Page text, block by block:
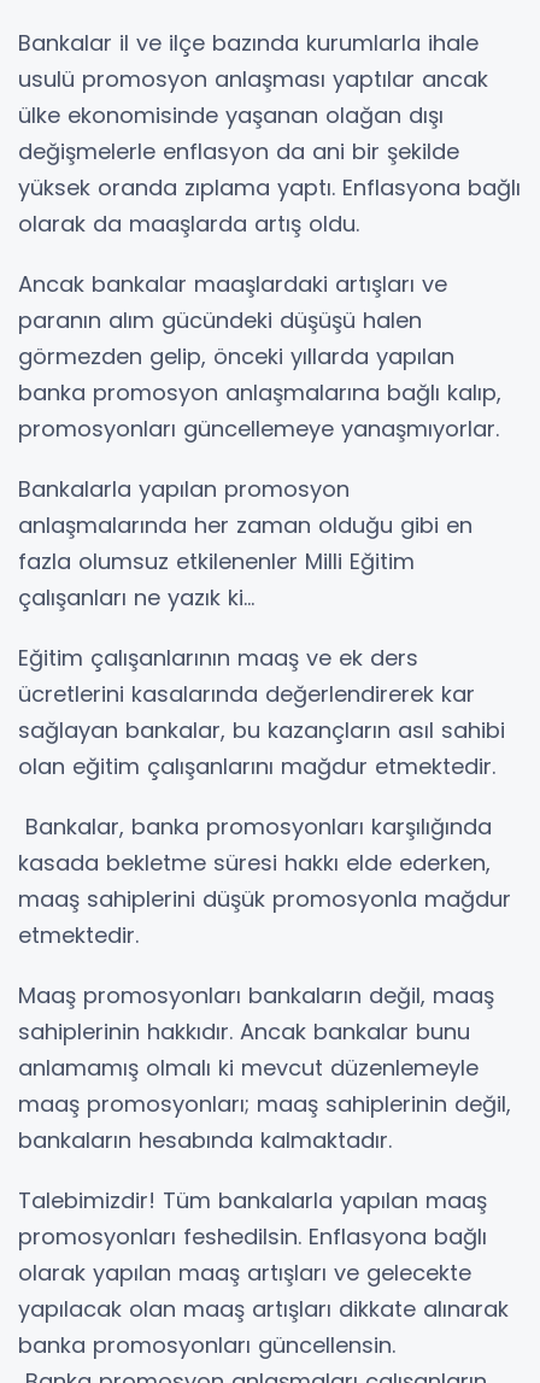
Bankalar il ve ilçe bazında kurumlarla ihale
usulü promosyon anlaşması yaptılar ancak
ülke ekonomisinde yaşanan olağan dışı
değişmelerle enflasyon da ani bir şekilde
yüksek oranda zıplama yaptı. Enflasyona bağlı
olarak da maaşlarda artış oldu.
Ancak bankalar maaşlardaki artışları ve
paranın alım gücündeki düşüşü halen
görmezden gelip, önceki yıllarda yapılan
banka promosyon anlaşmalarına bağlı kalıp,
promosyonları güncellemeye yanaşmıyorlar.
Bankalarla yapılan promosyon
anlaşmalarında her zaman olduğu gibi en
fazla olumsuz etkilenenler Milli Eğitim
çalışanları ne yazık ki…
Eğitim çalışanlarının maaş ve ek ders
ücretlerini kasalarında değerlendirerek kar
sağlayan bankalar, bu kazançların asıl sahibi
olan eğitim çalışanlarını mağdur etmektedir.
Bankalar, banka promosyonları karşılığında
kasada bekletme süresi hakkı elde ederken,
maaş sahiplerini düşük promosyonla mağdur
etmektedir.
Maaş promosyonları bankaların değil, maaş
sahiplerinin hakkıdır. Ancak bankalar bunu
anlamamış olmalı ki mevcut düzenlemeyle
maaş promosyonları; maaş sahiplerinin değil,
bankaların hesabında kalmaktadır.
Talebimizdir! Tüm bankalarla yapılan maaş
promosyonları feshedilsin. Enflasyona bağlı
olarak yapılan maaş artışları ve gelecekte
yapılacak olan maaş artışları dikkate alınarak
banka promosyonları güncellensin.